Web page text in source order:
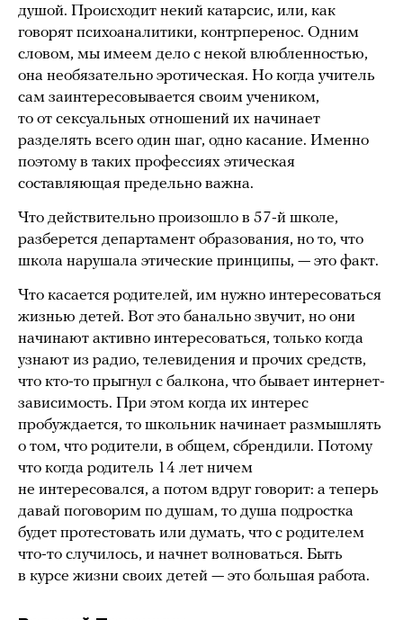
душой. Происходит некий катарсис, или, как
говорят психоаналитики, контрперенос. Одним
словом, мы имеем дело с некой влюбленностью,
она необязательно эротическая. Но когда учитель
сам заинтересовывается своим учеником,
то от сексуальных отношений их начинает
разделять всего один шаг, одно касание. Именно
поэтому в таких профессиях этическая
составляющая предельно важна.
Что действительно произошло в 57-й школе,
разберется департамент образования, но то, что
школа нарушала этические принципы, — это факт.
Что касается родителей, им нужно интересоваться
жизнью детей. Вот это банально звучит, но они
начинают активно интересоваться, только когда
узнают из радио, телевидения и прочих средств,
что кто-то прыгнул с балкона, что бывает интернет-
зависимость. При этом когда их интерес
пробуждается, то школьник начинает размышлять
о том, что родители, в общем, сбрендили. Потому
что когда родитель 14 лет ничем
не интересовался, а потом вдруг говорит: а теперь
давай поговорим по душам, то душа подростка
будет протестовать или думать, что с родителем
что-то случилось, и начнет волноваться. Быть
в курсе жизни своих детей — это большая работа.